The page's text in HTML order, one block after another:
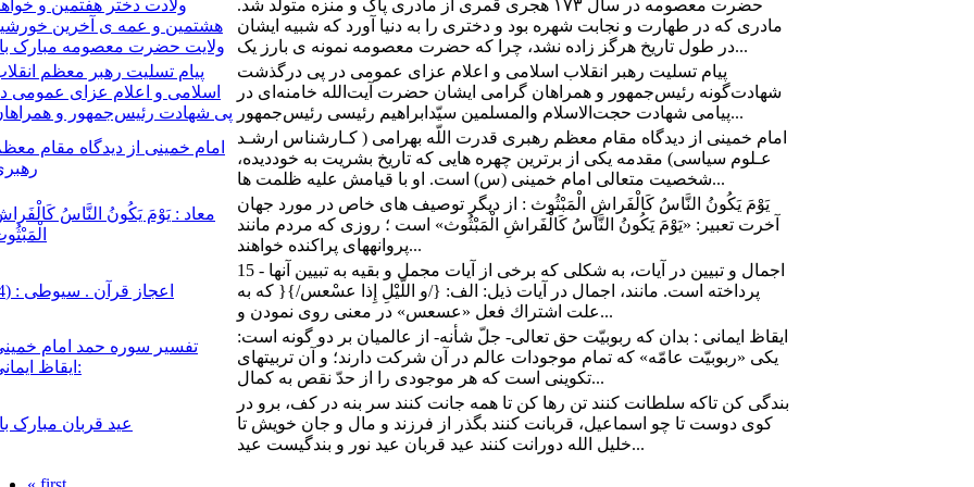
ولادت دختر هفتمین و
هشتمین و عمه ی آخرین
ولایت حضرت معصومه مبارک
حضرت معصومه در سال ١٧٣ هجری قمری از مادری پاک و منزه متولد شد.
مادری که در طهارت و نجابت شهره بود و دختری را به دنیا آورد که شبیه ایشان
در طول تاریخ هرگز زاده نشد، چرا که حضرت معصومه نمونه ی بارز یک...
پیام تسلیت رهبر معظم
اسلامی و اعلام عزای عمومی
پی شهادت رئیس‌جمهور و
پیام تسلیت رهبر انقلاب اسلامی و اعلام عزای عمومی در پی درگذشت
شهادت‌گونه رئیس‌جمهور و همراهان گرامی ایشان حضرت آیت‌الله خامنه‌ای در
پیامی شهادت حجت‌الاسلام والمسلمین سیّدابراهیم رئیسی رئیس‌جمهور...
امام خمینی از دیدگاه مقام
امام خمینی از دیدگاه مقام معظم رهبری قدرت اللّه بهرامی ( کـارشناس ارشـد
عـلوم سیاسی) مقدمه یکی از برترین چهره هایی که تاریخ بشریت به خوددیده،
شخصیت متعالی امام خمینی (س) است. او با قیامش علیه ظلمت ها...
معاد : يَوْمَ يَكُونُ النَّاسُ
يَوْمَ يَكُونُ النَّاسُ كَالْفَراشِ الْمَبْثُوث : از دیگر توصیف های خاص در مورد جهان
آخرت تعبیر: «يَوْمَ يَكُونُ النَّاسُ كَالْفَراشِ الْمَبْثُوث» است ‏؛ روزى كه مردم مانند
پروانه‏هاى پراكنده خواهند...
اعجاز قرآن . سیوطی : (4)
15 - اجمال و تبيين در آيات، به شكلى كه برخى از آيات مجمل و بقيه به تبيين آنها
پرداخته است. مانند، اجمال در آيات ذيل: الف: {/و اللّيْلِ إِذا عسْعس/}{ كه به
علت اشتراك فعل «عسعس» در معنى روى نمودن و...
تفسیر سوره حمد امام
:ايقاظ
ايقاظ ايمانى‏ : بدان كه ربوبيّت حق تعالى- جلّ شأنه- از عالميان بر دو گونه است:
يكى «ربوبيّت عامّه» كه تمام موجودات عالم در آن شركت دارند؛ و آن تربيتهاى
تكوينى است كه هر موجودى را از حدّ نقص به كمال...
عید قربان مبارک
بندگی کن تاکه سلطانت کنند تن رها کن تا همه جانت کنند سر بنه در کف، برو در
کوى دوست تا چو اسماعیل، قربانت کنند بگذر از فرزند و مال و جان خویش تا
خلیل الله دورانت کنند عید قربان عید نور و بندگیست عید...